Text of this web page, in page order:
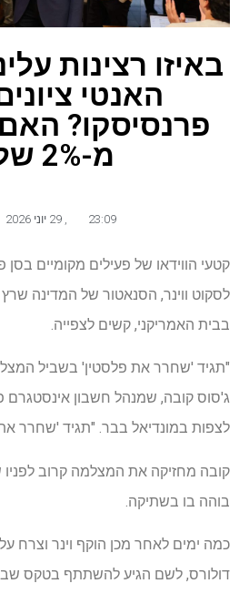
באיזו רצינות
האנטי
פרנסיסקו?
מ-2% שלנו?
23:09 29 יוני 2026
קטעי הווידאו של פעילים מקומיים
לסקוט ווינר, הסנאטור של המדינה
בבית האמריקני, קשים לצפייה.
"תגיד 'שחרר את פלסטין' בשביל
ג'סוס קובה, שמנהל חשבון אינסטגרם
לצפות במונדיאל בבר. "תגיד 'שחרר
קובה מחזיקה את המצלמה קרוב לפניו
בוהה בו בשתיקה.
כמה ימים לאחר מכן הוקף וינר וצרח
דולורס, לשם הגיע להשתתף בטקס